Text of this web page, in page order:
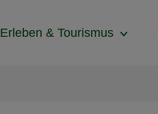
Erleben & Tourismus